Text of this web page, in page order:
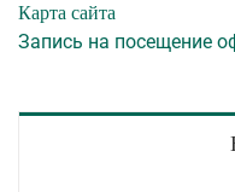
Карта сайта
Запись на посещение